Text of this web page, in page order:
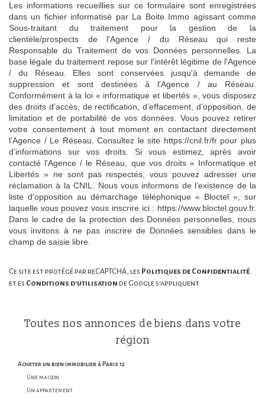
Les informations recueillies sur ce formulaire sont enregistrées
dans un fichier informatisé par La Boite Immo agissant comme
Sous-traitant du traitement pour la gestion de la
clientèle/prospects de l'Agence / du Réseau qui reste
Responsable du Traitement de vos Données personnelles. La
base légale du traitement repose sur l'intérêt légitime de l'Agence
/ du Réseau. Elles sont conservées jusqu'à demande de
suppression et sont destinées à l'Agence / au Réseau.
Conformément à la loi « informatique et libertés », vous disposez
des droits d’accès, de rectification, d’effacement, d’opposition, de
limitation et de portabilité de vos données. Vous pouvez retirer
votre consentement à tout moment en contactant directement
l’Agence / Le Réseau. Consultez le site https://cnil.fr/frpour plus
d’informations sur vos droits. Si vous estimez, après avoir
contacté l'Agence / le Réseau, que vos droits « Informatique et
Libertés » ne sont pas respectés, vous pouvez adresser une
réclamation à la CNIL. Nous vous informons de l’existence de la
liste d'opposition au démarchage téléphonique « Bloctel », sur
laquelle vous pouvez vous inscrire ici : https://www.bloctel.gouv.fr.
Dans le cadre de la protection des Données personnelles, nous
vous invitons à ne pas inscrire de Données sensibles dans le
champ de saisie libre.
Ce site est protégé par reCAPTCHA, les Politiques de Confidentialité
et es Conditions d'utilisation de Google s'appliquent.
Toutes nos annonces de biens dans votre
région
acheter un bien immobilier à Paris 12
Une maison
Un appartement